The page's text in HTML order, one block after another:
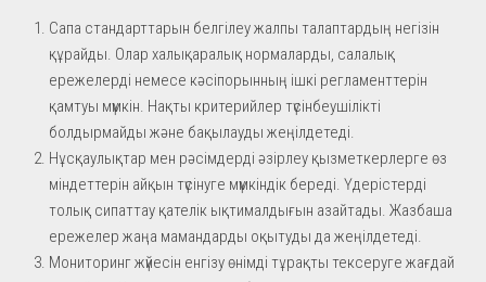
Сапа стандарттарын белгілеу жалпы талаптардың негізін
құрайды. Олар халықаралық нормаларды, салалық
ережелерді немесе кәсіпорынның ішкі регламенттерін
қамтуы мүмкін. Нақты критерийлер түсінбеушілікті
болдырмайды және бақылауды жеңілдетеді.
Нұсқаулықтар мен рәсімдерді әзірлеу қызметкерлерге өз
міндеттерін айқын түсінуге мүмкіндік береді. Үдерістерді
толық сипаттау қателік ықтималдығын азайтады. Жазбаша
ережелер жаңа мамандарды оқытуды да жеңілдетеді.
Мониторинг жүйесін енгізу өнімді тұрақты тексеруге жағдай